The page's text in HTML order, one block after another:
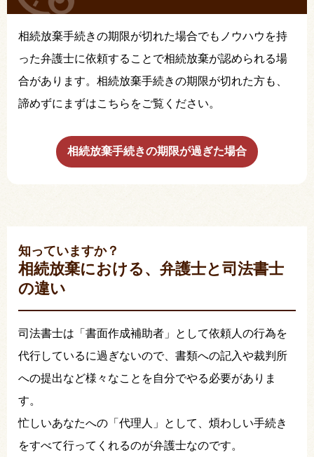
相続放棄手続きの期限が切れた場合でもノウハウを持
った弁護士に依頼することで相続放棄が認められる場
合があります。相続放棄手続きの期限が切れた方も、
諦めずにまずはこちらをご覧ください。
相続放棄手続きの期限が過ぎた場合
知っていますか？
相続放棄における、弁護士と司法書士
の違い
司法書士は「書面作成補助者」として依頼人の行為を
代行しているに過ぎないので、書類への記入や裁判所
への提出など様々なことを自分でやる必要がありま
す。
忙しいあなたへの「代理人」として、煩わしい手続き
をすべて行ってくれるのが弁護士なのです。